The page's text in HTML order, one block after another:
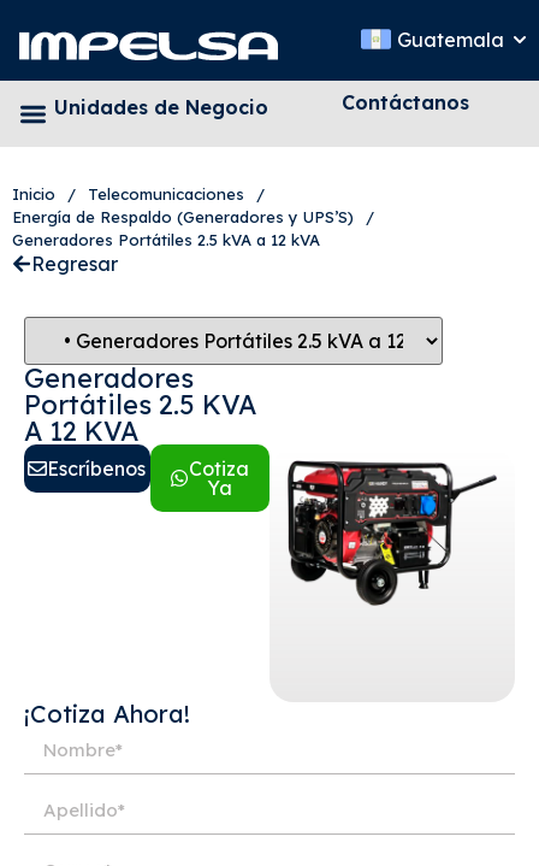
Guatemala
Unidades de Negocio Contáctanos
Inicio / Telecomunicaciones
/
Energía de Respaldo (Generadores y UPS’S)
/
Generadores Portátiles 2.5 kVA a 12 kVA
Regresar
Generadores
Portátiles 2.5 KVA
A 12 KVA
Escríbenos
Cotiza
Ya
¡Cotiza Ahora!